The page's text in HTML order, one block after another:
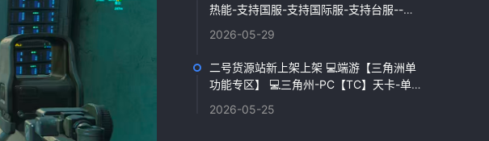
热能-支持国服-支持国际服-支持台服--兼
2026-05-29
二号货源站新上架上架 💻端游【三角洲单
功能专区】 💻三角州-PC【TC】天卡-单透
统...
2026-05-25